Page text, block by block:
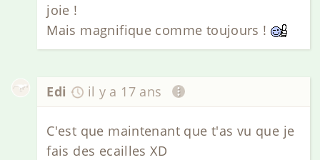
joie !
Mais magnifique comme toujours !
Edi il y a 17 ans
C'est que maintenant que t'as vu que je
fais des ecailles XD